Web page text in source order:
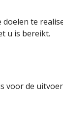
te
u is bereikt.
voor de